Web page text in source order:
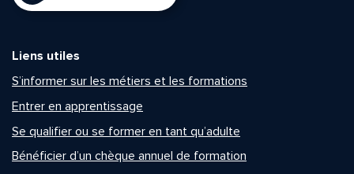
Liens utiles
S’informer sur les métiers et les formations
Entrer en apprentissage
Se qualifier ou se former en tant qu’adulte
Bénéficier d’un chèque annuel de formation